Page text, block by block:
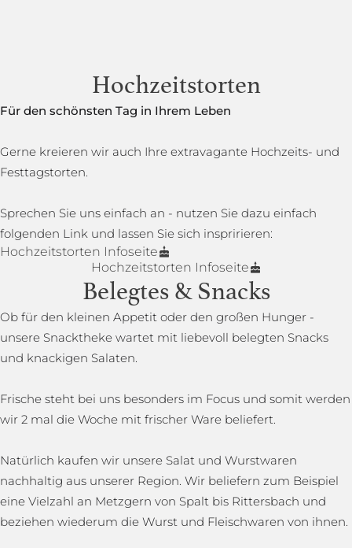
Hochzeitstorten
Für den schönsten Tag in Ihrem Leben
Gerne kreieren wir auch Ihre extravagante Hochzeits- und
Festtagstorten.
Sprechen Sie uns einfach an - nutzen Sie dazu einfach
folgenden Link und lassen Sie sich inspririeren:
Hochzeitstorten Infoseite
Hochzeitstorten Infoseite
Belegtes & Snacks
Ob für den kleinen Appetit oder den großen Hunger -
unsere Snacktheke wartet mit liebevoll belegten Snacks
und knackigen Salaten.
Frische steht bei uns besonders im Focus und somit werden
wir 2 mal die Woche mit frischer Ware beliefert.
Natürlich kaufen wir unsere Salat und Wurstwaren
nachhaltig aus unserer Region. Wir beliefern zum Beispiel
eine Vielzahl an Metzgern von Spalt bis Rittersbach und
beziehen wiederum die Wurst und Fleischwaren von ihnen.